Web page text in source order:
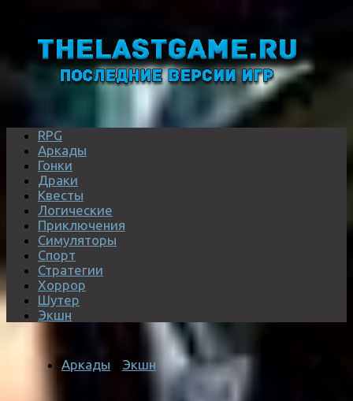
RPG
Аркады
Гонки
Драки
Квесты
Логические
Приключения
Симуляторы
Спорт
Стратегии
Хоррор
Шутер
Экшн
Аркады Экшн